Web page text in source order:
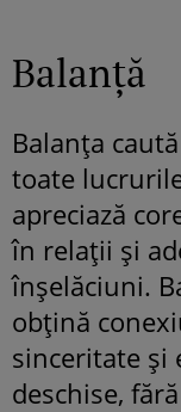
Balanță
Balanța
toate
apreciază
în relații și
înșelăciuni.
obțină
sinceritate și
deschise,